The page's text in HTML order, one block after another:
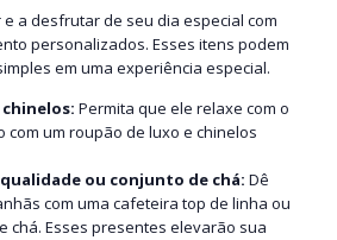
a desfrutar de seu dia especial com
personalizados. Esses itens podem
em uma experiência especial.
Permita que ele relaxe com o
com um roupão de luxo e chinelos
ou conjunto de chá: Dê
com uma cafeteira top de linha ou
chá. Esses presentes elevarão sua